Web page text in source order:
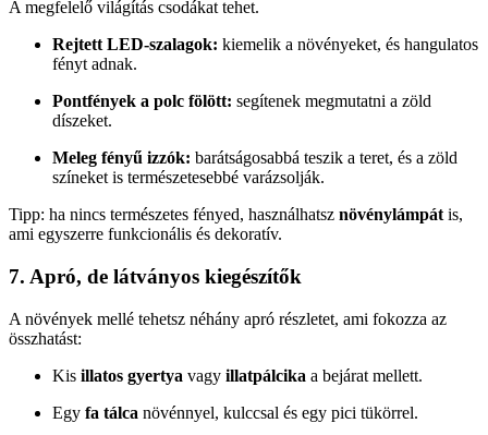
A megfelelő világítás csodákat tehet.
Rejtett LED-szalagok: kiemelik a növényeket, és hangulatos
fényt adnak.
Pontfények a polc fölött: segítenek megmutatni a zöld
díszeket.
Meleg fényű izzók: barátságosabbá teszik a teret, és a zöld
színeket is természetesebbé varázsolják.
Tipp: ha nincs természetes fényed, használhatsz növénylámpát is,
ami egyszerre funkcionális és dekoratív.
7. Apró, de látványos kiegészítők
A növények mellé tehetsz néhány apró részletet, ami fokozza az
összhatást:
Kis illatos gyertya vagy illatpálcika a bejárat mellett.
Egy fa tálca növénnyel, kulccsal és egy pici tükörrel.